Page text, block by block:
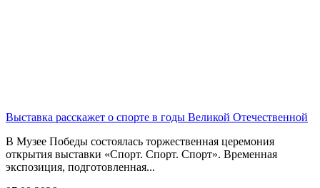
Выставка расскажет о спорте в годы Великой Отечественной
В Музее Победы состоялась торжественная церемония
открытия выставки «Спорт. Спорт. Спорт». Временная
экспозиция, подготовленная...